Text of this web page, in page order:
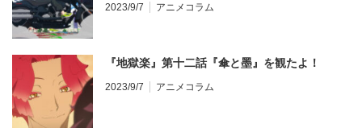
2023/9/7 アニメコラム
『地獄楽』第十二話『傘と墨』を観たよ！
2023/9/7 アニメコラム